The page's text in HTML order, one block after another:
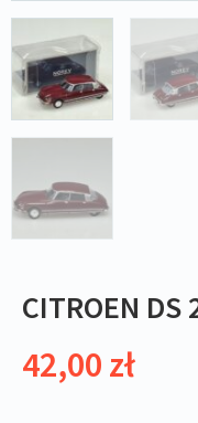
CITROEN
42,00 zł